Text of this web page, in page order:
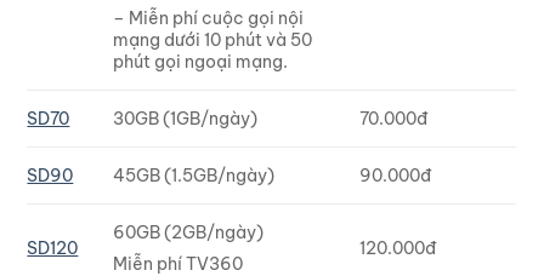
– Miễn phí cuộc gọi nội
mạng dưới 10 phút và 50
phút gọi ngoại mạng.
SD70 30GB (1GB/ngày) 70.000đ
SD90 45GB (1.5GB/ngày) 90.000đ
SD120
60GB (2GB/ngày)
Miễn phí TV360
120.000đ